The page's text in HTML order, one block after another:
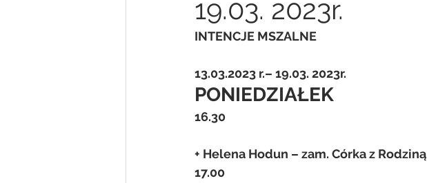
19.03. 2023r.
INTENCJE MSZALNE
13.03.2023 r.– 19.03. 2023r.
PONIEDZIAŁEK
16.30
+ Helena Hodun – zam. Córka z Rodziną
17.00